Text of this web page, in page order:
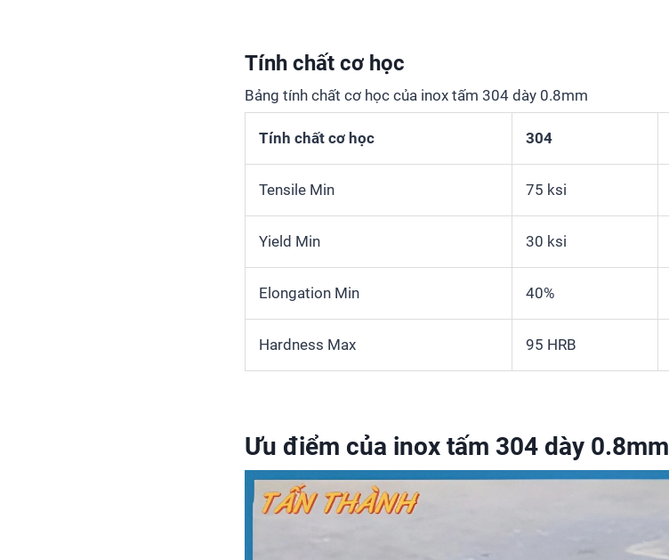
Tính chất cơ học
Bảng tính chất cơ học của inox tấm 304 dày 0.8mm
Tính chất cơ học 304
Tensile Min 75 ksi
Yield Min 30 ksi
Elongation Min 40%
Hardness Max 95 HRB
Ưu điểm của inox tấm 304 dày 0.8mm